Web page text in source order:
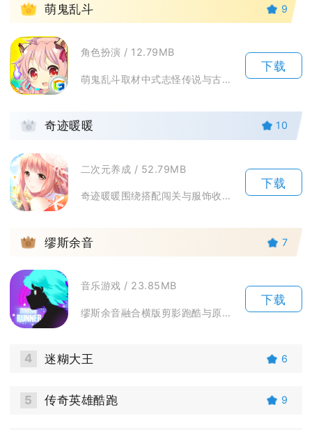
1 萌鬼乱斗 9
角色扮演 / 12.79MB
萌鬼乱斗取材中式志怪传说与古典名著，把黑白无常、狐妖、历史名将全部萌化重塑，主打轻策略回合...
下载
2 奇迹暖暖 10
二次元养成 / 52.79MB
奇迹暖暖围绕搭配闯关与服饰收集展开长线养成游玩，玩家化身搭配师，跟随暖暖游历奇迹大陆七大国...
下载
3 缪斯余音 7
音乐游戏 / 23.85MB
缪斯余音融合横版剪影跑酷与原创电音节奏玩法，玩家操控剪影音灵跟随乐曲节拍完成闪避行进，每一...
下载
4 迷糊大王 6
5 传奇英雄酷跑 9